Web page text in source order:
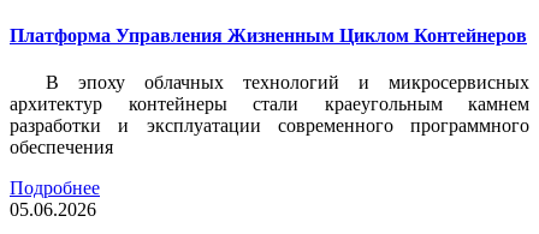
Платформа Управления Жизненным Циклом Контейнеров
В эпоху облачных технологий и микросервисных
архитектур контейнеры стали краеугольным камнем
разработки и эксплуатации современного программного
обеспечения
Подробнее
05.06.2026